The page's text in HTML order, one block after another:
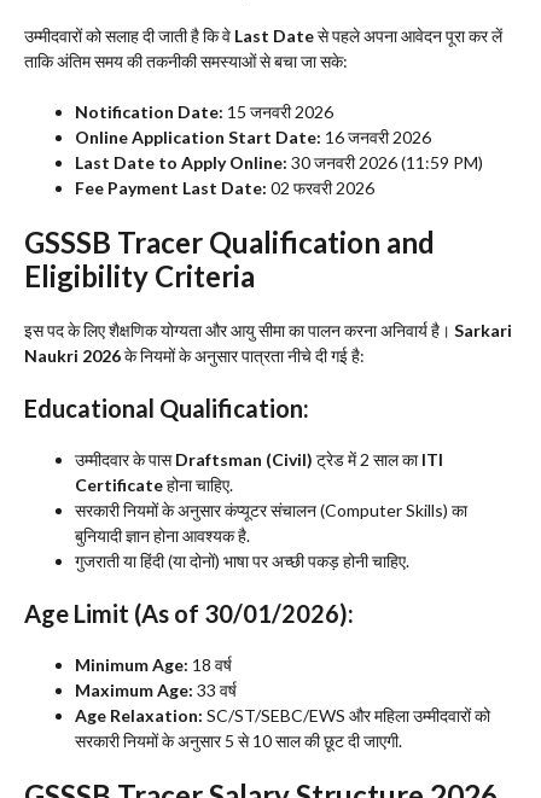
​उम्मीदवारों को सलाह दी जाती है कि वे Last Dateसे पहले अपना आवेदन पूरा कर लें
ताकि अंतिम समय की तकनीकी समस्याओं से बचा जा सके:
Notification Date: 15 जनवरी 2026
Online Application Start Date: 16 जनवरी 2026
Last Date to Apply Online: 30 जनवरी 2026 (11:59 PM)
Fee Payment Last Date: 02 फरवरी 2026
​GSSSB Tracer Qualification and
Eligibility Criteria
​इस पद के लिए शैक्षणिक योग्यता और आयु सीमा का पालन करना अनिवार्य है। Sarkari
Naukri 2026के नियमों के अनुसार पात्रता नीचे दी गई है:
Educational Qualification:
​उम्मीदवार के पासDraftsman (Civil) ट्रेड में 2 साल काITI
Certificateहोना चाहिए.
​सरकारी नियमों के अनुसार कंप्यूटर संचालन (Computer Skills) का
बुनियादी ज्ञान होना आवश्यक है.
​गुजराती या हिंदी (या दोनों) भाषा पर अच्छी पकड़ होनी चाहिए.
Age Limit (As of 30/01/2026):
Minimum Age: 18 वर्ष
Maximum Age: 33 वर्ष
Age Relaxation: SC/ST/SEBC/EWS और महिला उम्मीदवारों को
सरकारी नियमों के अनुसार 5 से 10 साल की छूट दी जाएगी.